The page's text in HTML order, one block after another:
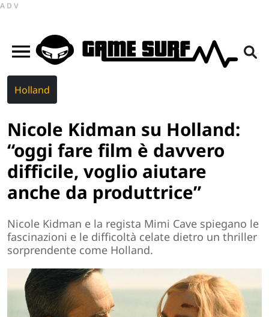
ADV
Holland
Nicole Kidman su Holland:
“oggi fare film è davvero
difficile, voglio aiutare
anche da produttrice”
Nicole Kidman e la regista Mimi Cave spiegano le
fascinazioni e le difficoltà celate dietro un thriller
sorprendente come Holland.